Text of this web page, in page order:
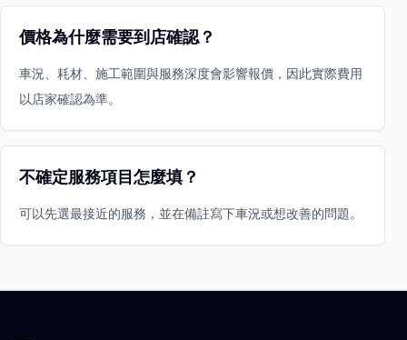
價格為什麼需要到店確認？
車況、耗材、施工範圍與服務深度會影響報價，因此實際費用
以店家確認為準。
不確定服務項目怎麼填？
可以先選最接近的服務，並在備註寫下車況或想改善的問題。